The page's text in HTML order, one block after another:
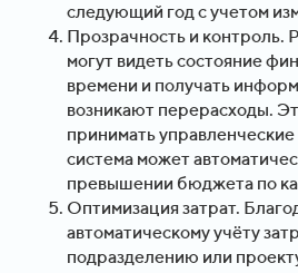
следующий год с учетом
Прозрачность и контроль.
могут видеть состояние
времени и получать
возникают перерасходы.
принимать
система может
превышении бюджета по
Оптимизация затрат.
автоматическому учёту
подразделению или